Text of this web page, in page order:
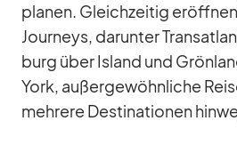
pla­nen. Gleich­zei­tig
Jour­neys, dar­un­ter
burg über Is­land und
York, au­ßer­ge­wöhn­li­che
meh­rere De­sti­na­tio­nen